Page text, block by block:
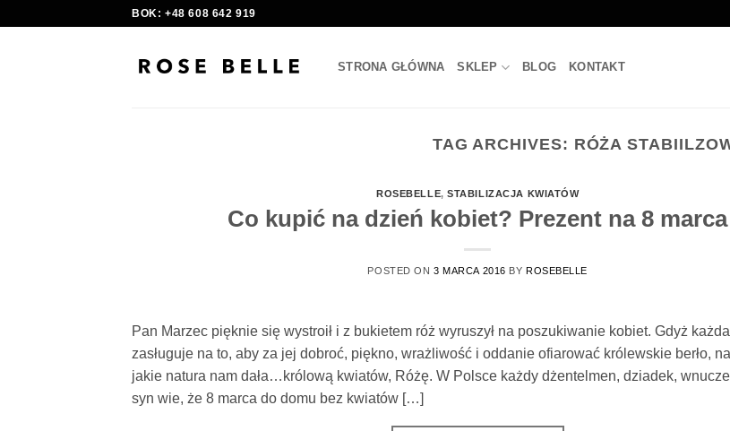
BOK: +48 608 642 919
STRONA GŁÓWNA SKLEP BLOG KONTAKT
TAG ARCHIVES: RÓŻA
ROSEBELLE,STABILIZACJA KWIATÓW
Co kupić na dzień kobiet? Prezent na 8 marca
POSTED ON3 MARCA 2016 BYROSEBELLE
Pan Marzec pięknie się wystroił i z bukietem róż wyruszył na poszukiwanie kobiet. Gdyż
zasługuje na to, aby za jej dobroć, piękno, wrażliwość i oddanie ofiarować królewskie berło,
jakie natura nam dała…królową kwiatów, Różę. W Polsce każdy dżentelmen, dziadek,
syn wie, że 8 marca do domu bez kwiatów […]